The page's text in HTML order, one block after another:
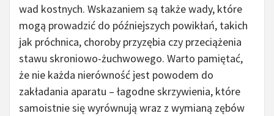
wad kostnych. Wskazaniem są także wady, które
mogą prowadzić do późniejszych powikłań, takich
jak próchnica, choroby przyzębia czy przeciążenia
stawu skroniowo-żuchwowego. Warto pamiętać,
że nie każda nierówność jest powodem do
zakładania aparatu – łagodne skrzywienia, które
samoistnie się wyrównują wraz z wymianą zębów